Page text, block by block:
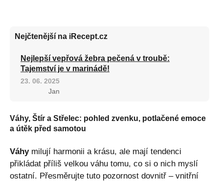
Nejčtenější na iRecept.cz
Nejlepší vepřová žebra pečená v troubě:
Tajemství je v marinádě!
23. 06. 2025
Jan
Váhy, Štír a Střelec: pohled zvenku, potlačené emoce
a útěk před samotou
Váhymilují harmonii a krásu, ale mají tendenci
přikládat příliš velkou váhu tomu, co si o nich myslí
ostatní. Přesměrujte tuto pozornost dovnitř – vnitřní